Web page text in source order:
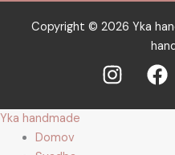
Copyright © 2026 Yka
Yka handmade
Domov